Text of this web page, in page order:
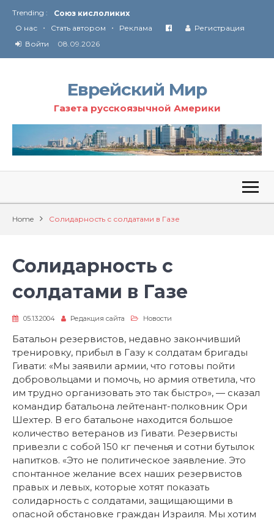
Trending :
Союз кислоликих
Соглашение США с Ираном
Технология Революции в Иране
О нас • Стать автором • Реклама
Регистрация
Войти
08.09.2026
Еврейский Мир
Газета русскоязычной Америки
Home Солидарность с солдатами в Газе
Солидарность с
солдатами в Газе
05.13.2004 Редакция сайта Новости
Батальон резервистов, недавно закончивший
тренировку, прибыл в Газу к солдатам бригады
Гивати: «Мы заявили армии, что готовы пойти
добровольцами и помочь, но армия ответила, что
им трудно организовать это так быстро», — сказал
командир батальона лейтенант-полковник Ори
Шехтер. В его батальоне находится большое
количество ветеранов из Гивати. Резервисты
привезли с собой 150 кг печенья и сотни бутылок
напитков. «Это не политическое заявление. Это
спонтанное желание всех наших резервистов
правых и левых, которые хотят показать
солидарность с солдатами, защищающими в
опасной обстановке граждан Израиля. Мы хотим